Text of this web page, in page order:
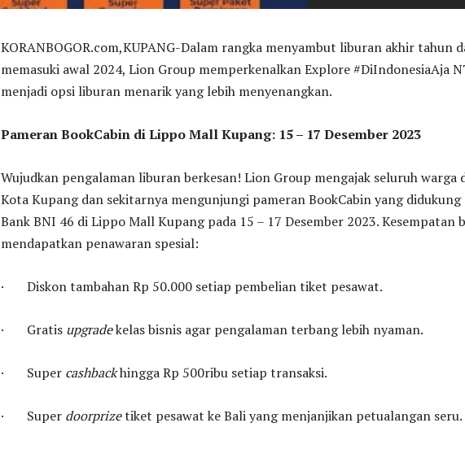
KORANBOGOR.com,KUPANG-Dalam rangka menyambut liburan akhir tahun
memasuki awal 2024, Lion Group memperkenalkan Explore #DiIndonesiaAja
menjadi opsi liburan menarik yang lebih menyenangkan.
Pameran BookCabin di Lippo Mall Kupang: 15 – 17 Desember 2023
Wujudkan pengalaman liburan berkesan! Lion Group mengajak seluruh warga
Kota Kupang dan sekitarnya mengunjungi pameran BookCabin yang didukung
Bank BNI 46 di Lippo Mall Kupang pada 15 – 17 Desember 2023. Kesempatan
mendapatkan penawaran spesial:
· Diskon tambahan Rp 50.000 setiap pembelian tiket pesawat.
· Gratis upgradekelas bisnis agar pengalaman terbang lebih nyaman.
· Super cashbackhingga Rp 500ribu setiap transaksi.
· Super doorprizetiket pesawat ke Bali yang menjanjikan petualangan seru.